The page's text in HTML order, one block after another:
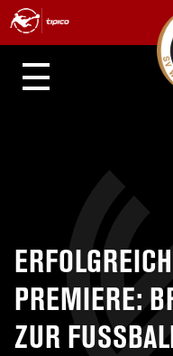
PREMIERE:
ZUR